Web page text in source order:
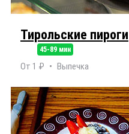
Тирольские пироги
45-89 мин
От 1 ₽ Выпечка